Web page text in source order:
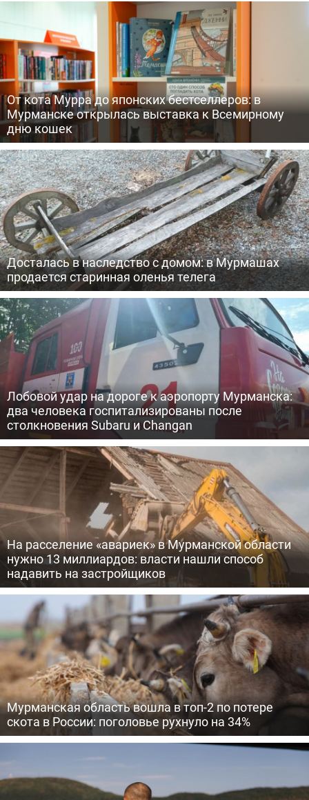
От кота Мурра до японских бестселлеров: в
Мурманске открылась выставка к Всемирному
дню кошек
Досталась в наследство с домом: в Мурмашах
продается старинная оленья телега
Лобовой удар на дороге к аэропорту Мурманска:
два человека госпитализированы после
столкновения Subaru и Changan
На расселение «авариек» в Мурманской области
нужно 13 миллиардов: власти нашли способ
надавить на застройщиков
Мурманская область вошла в топ-2 по потере
скота в России: поголовье рухнуло на 34%